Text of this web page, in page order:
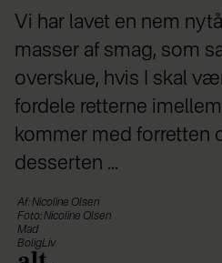
Vi har lavet en nem
masser af smag, som
overskue, hvis I skal
fordele retterne
kommer med forretten
desserten ...
Af: Nicoline Olsen
Foto: Nicoline Olsen
Mad
BoligLiv